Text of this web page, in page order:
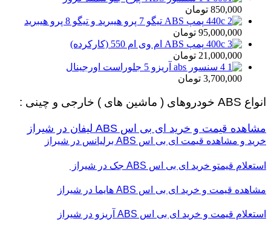
850,000 تومان
پمپ ABS تیگو 7 پرو هیبرید و تیگو 8 پرو هیبرید
95,000,000 تومان
پمپ ABS ام وی ام 550 (کارکرده)
21,000,000 تومان
سنسور abs آریزو 5 جلوراست اورجینال
3,700,000 تومان
انواع ABS خودروهای ( ماشین های ) خارجی و چینی :
مشاهده قیمت و خرید ای بی اس ABS لیفان در شیراز
خرید و مشاهده قیمت ای بی اس ABS برلیانس در شیراز
استعلام قیمتو خرید ای بی اس ABS جک در شیراز
مشاهده قیمت و خرید ای بی اس ABS هایما در شیراز
استعلام قیمت و خرید ای بی اس ABS آریزو در شیراز